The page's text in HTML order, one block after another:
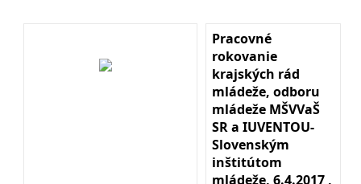
Pracovné
rokovanie
krajských rád
mládeže, odboru
mládeže MŠVVaŠ
SR a IUVENTOU-
Slovenským
inštitútom
mládeže, 6.4.2017 ,